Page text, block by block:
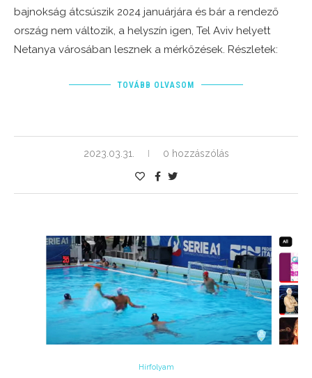
bajnokság átcsúszik 2024 januárjára és bár a rendező
ország nem változik, a helyszín igen, Tel Aviv helyett
Netanya városában lesznek a mérkőzések. Részletek:
TOVÁBB OLVASOM
2023.03.31. 0 hozzászólás
Hírfolyam